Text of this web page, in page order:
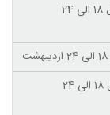
برنامه مطالعه درسی پایه دوازدهم رشته ریاضی متعادل 18 الی 24
برنامه مطالعه درسی پایه دوازدهم رشته تجربی متعادل 18 الی 24